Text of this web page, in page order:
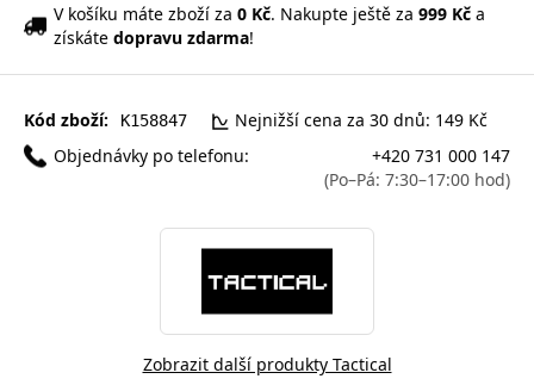
V košíku máte zboží za 0 Kč. Nakupte ještě za 999 Kč a
získáte dopravu zdarma!
Kód zboží: K158847
Nejnižší cena za 30 dnů: 149 Kč
Objednávky po telefonu:
+420 731 000 147
(Po–Pá: 7:30–17:00 hod)
Zobrazit další produkty Tactical